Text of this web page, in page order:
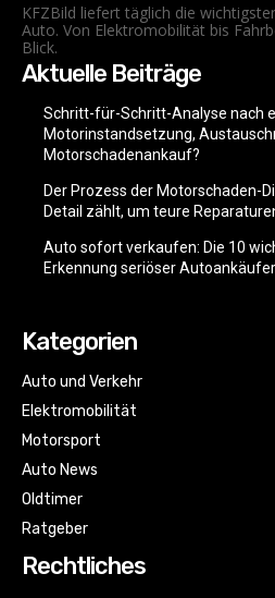
KFZBild liefert täglich die
Auto. Von Elektromobilität bis
Blick.
Aktuelle Beiträge
Schritt-für-Schritt-Analyse nach
Motorinstandsetzung,
Motorschadenankauf?
Der Prozess der Motorschaden-
Detail zählt, um teure
Auto sofort verkaufen: Die 10
Erkennung seriöser
Kategorien
Auto und Verkehr
Elektromobilität
Motorsport
Auto News
Oldtimer
Ratgeber
Rechtliches